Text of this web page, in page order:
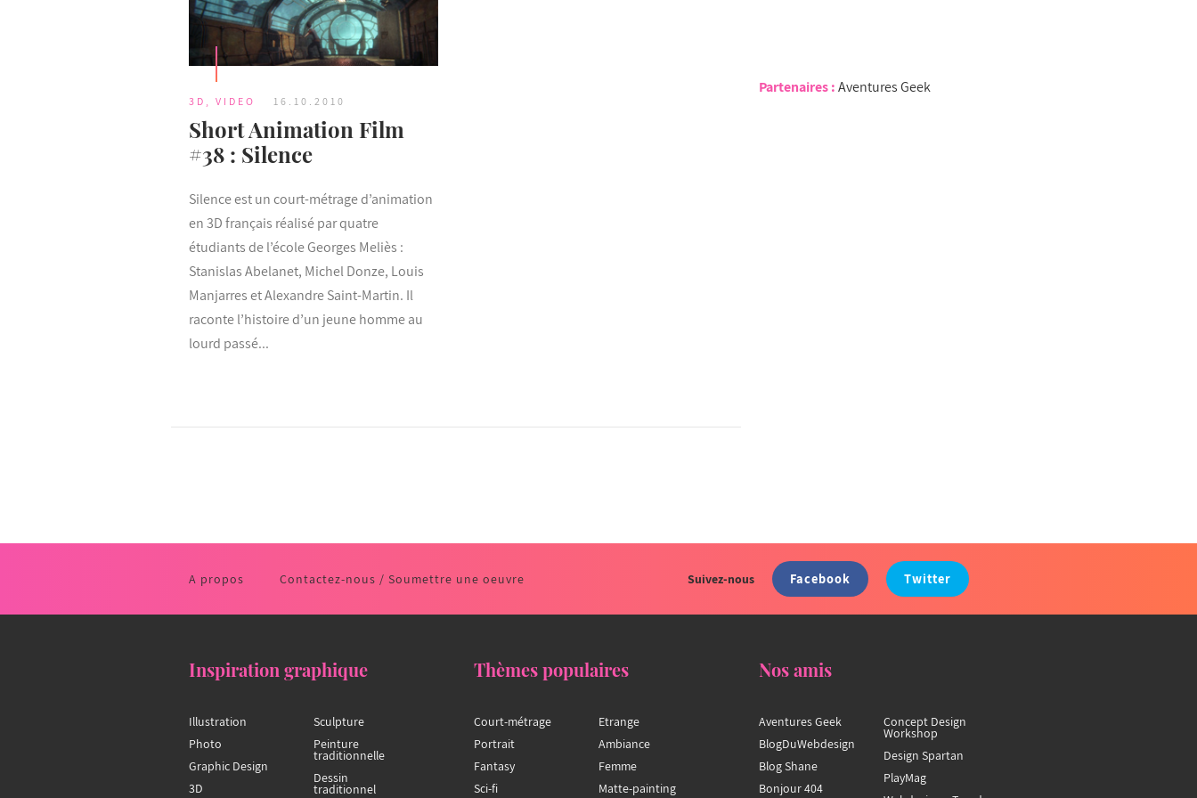
Partenaires :Aventures Geek
3D VIDEO 16.10.2010
Short Animation Film
#38 : Silence
Silence est un court-métrage d’animation
en 3D français réalisé par quatre
étudiants de l’école Georges Meliès :
Stanislas Abelanet, Michel Donze, Louis
Manjarres et Alexandre Saint-Martin. Il
raconte l’histoire d’un jeune homme au
lourd passé...
A propos Contactez-nous / Soumettre une oeuvre Suivez-nous Facebook Twitter
Inspiration graphique
Illustration
Photo
Graphic Design
3D
Sculpture
Peinture
traditionnelle
Dessin
traditionnel
Thèmes populaires
Court-métrage
Portrait
Fantasy
Sci-fi
Etrange
Ambiance
Femme
Matte-painting
Nos amis
Aventures Geek
BlogDuWebdesign
Blog Shane
Bonjour 404
Concept Design
Workshop
Design Spartan
PlayMag